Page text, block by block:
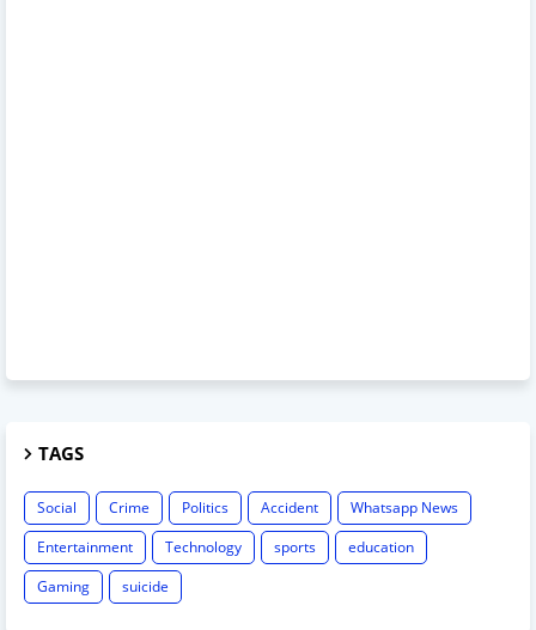
TAGS
Social Crime Politics Accident
Whatsapp News
Entertainment
Technology sports
education
Gaming
suicide